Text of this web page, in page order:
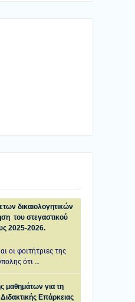
δικαιολογητικών
του στεγαστικού
2025-2026.
οι φοιτήτριες της
ότι …
μαθημάτων για τη
Επάρκειας